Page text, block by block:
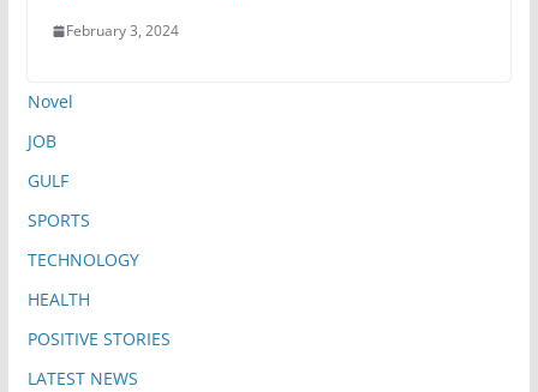
February 3, 2024
Novel
JOB
GULF
SPORTS
TECHNOLOGY
HEALTH
POSITIVE STORIES
LATEST NEWS